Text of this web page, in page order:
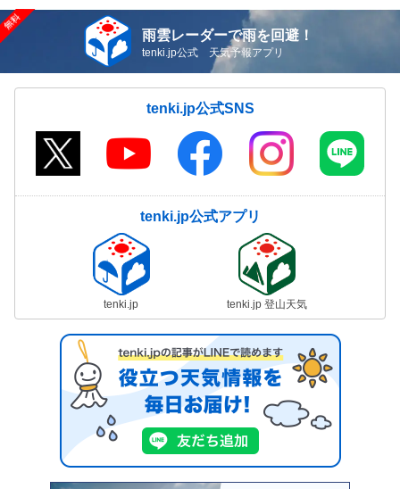
雨雲レーダーで雨を回避！
tenki.jp公式 天気予報アプリ
tenki.jp公式SNS
tenki.jp公式アプリ
tenki.jp tenki.jp 登山天気